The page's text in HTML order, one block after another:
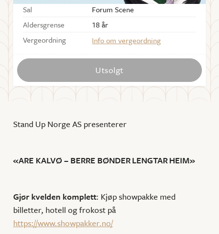
Sal
Forum Scene
Aldersgrense
18 år
Vergeordning
Info om vergeordning
Utsolgt
Stand Up Norge AS presenterer
«ARE KALVØ – BERRE BØNDER LENGTAR HEIM»
Gjør kvelden komplett: Kjøp showpakke med
billetter, hotell og frokost på
https://www.showpakker.no/